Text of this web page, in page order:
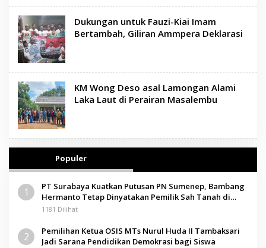
Dukungan untuk Fauzi-Kiai Imam
Bertambah, Giliran Ammpera Deklarasi
KM Wong Deso asal Lamongan Alami
Laka Laut di Perairan Masalembu
Populer
1
PT Surabaya Kuatkan Putusan PN Sumenep, Bambang
Hermanto Tetap Dinyatakan Pemilik Sah Tanah di
Pamolokan
1181 Dilihat
2
Pemilihan Ketua OSIS MTs Nurul Huda II Tambaksari
Jadi Sarana Pendidikan Demokrasi bagi Siswa